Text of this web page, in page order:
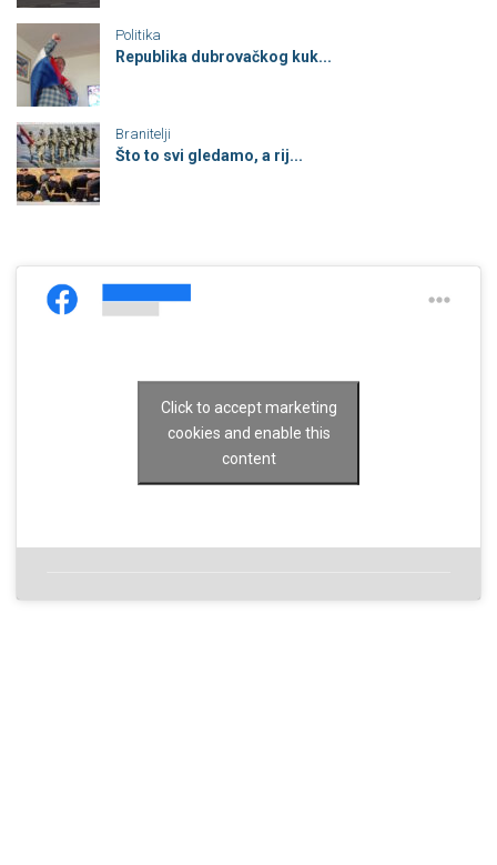
Politika
Republika dubrovačkog kuk...
Branitelji
Što to svi gledamo, a rij...
Click to accept marketing
cookies and enable this
content